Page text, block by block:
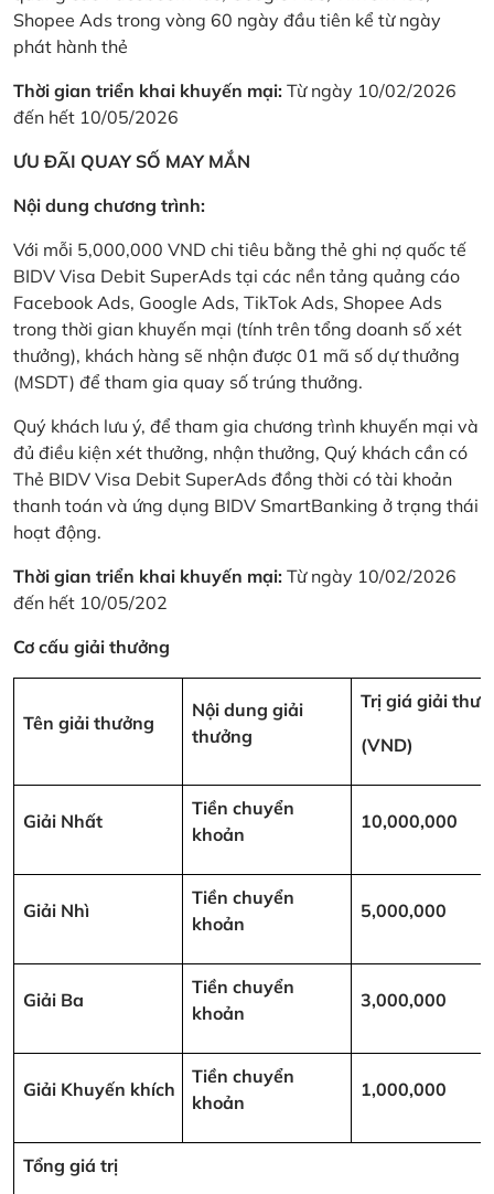
Shopee Ads trong vòng 60 ngày đầu tiên kể từ ngày
phát hành thẻ
Thời gian triển khai khuyến mại: Từ ngày 10/02/2026
đến hết 10/05/2026
ƯU ĐÃI QUAY SỐ MAY MẮN
Nội dung chương trình:
Với mỗi 5,000,000 VND chi tiêu bằng thẻ ghi nợ quốc tế
BIDV Visa Debit SuperAds tại các nền tảng quảng cáo
Facebook Ads, Google Ads, TikTok Ads, Shopee Ads
trong thời gian khuyến mại (tính trên tổng doanh số xét
thưởng), khách hàng sẽ nhận được 01 mã số dự thưởng
(MSDT) để tham gia quay số trúng thưởng.
Quý khách lưu ý, để tham gia chương trình khuyến mại và
đủ điều kiện xét thưởng, nhận thưởng, Quý khách cần có
Thẻ BIDV Visa Debit SuperAds đồng thời có tài khoản
thanh toán và ứng dụng BIDV SmartBanking ở trạng thái
hoạt động.
Thời gian triển khai khuyến mại: Từ ngày 10/02/2026
đến hết 10/05/202
Cơ cấu giải thưởng
Tên giải thưởng
Nội dung giải
thưởng
Trị giá giải
(VND)
Giải Nhất
Tiền chuyển
khoản
10,000,000
Giải Nhì
Tiền chuyển
khoản
5,000,000
Giải Ba
Tiền chuyển
khoản
3,000,000
Giải Khuyến khích
Tiền chuyển
khoản
1,000,000
Tổng giá trị